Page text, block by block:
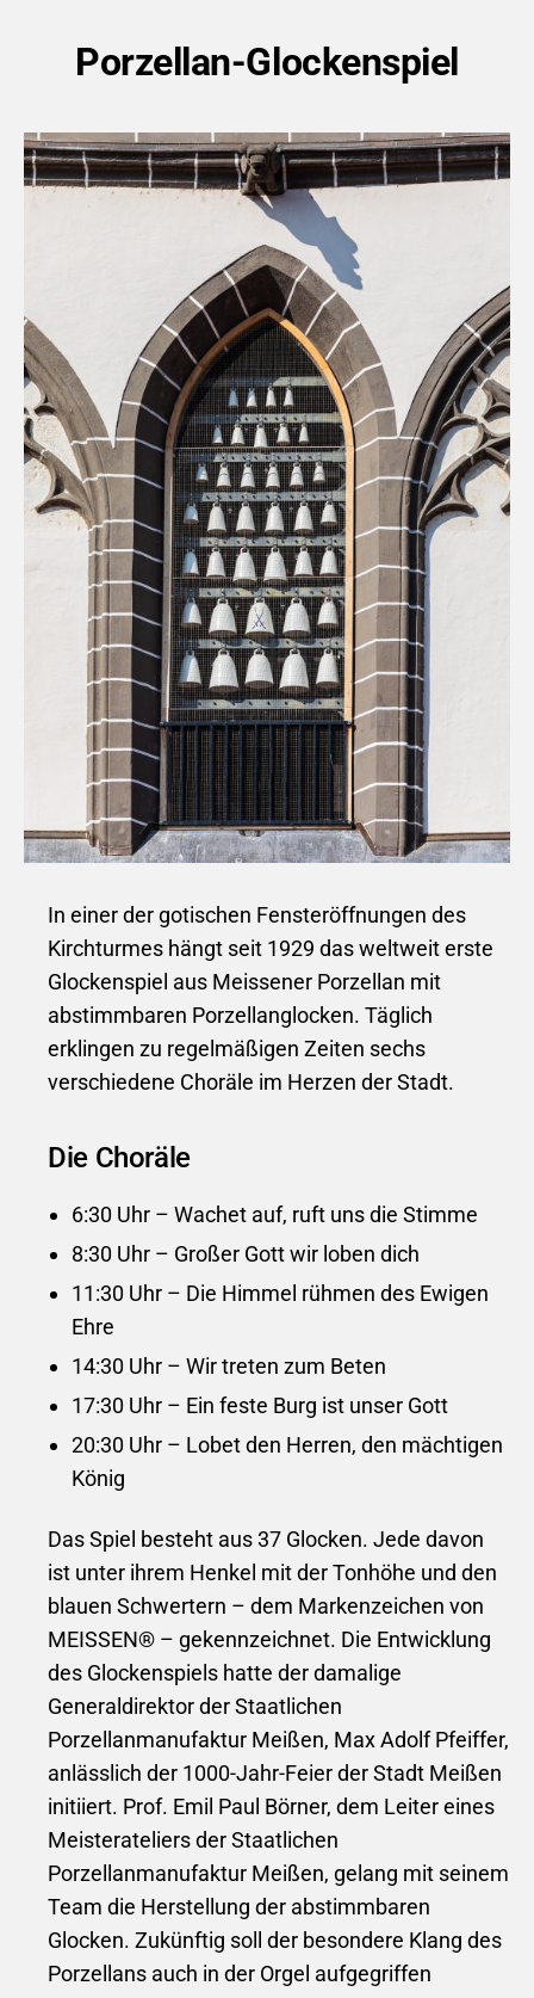
Porzellan-Glockenspiel
In einer der gotischen Fensteröffnungen des
Kirchturmes hängt seit 1929 das weltweit erste
Glockenspiel aus Meissener Porzellan mit
abstimmbaren Porzellanglocken. Täglich
erklingen zu regelmäßigen Zeiten sechs
verschiedene Choräle im Herzen der Stadt.
Die Choräle
6:30 Uhr – Wachet auf, ruft uns die Stimme
8:30 Uhr – Großer Gott wir loben dich
11:30 Uhr – Die Himmel rühmen des Ewigen
Ehre
14:30 Uhr – Wir treten zum Beten
17:30 Uhr – Ein feste Burg ist unser Gott
20:30 Uhr – Lobet den Herren, den mächtigen
König
Das Spiel besteht aus 37 Glocken. Jede davon
ist unter ihrem Henkel mit der Tonhöhe und den
blauen Schwertern – dem Markenzeichen von
MEISSEN® – gekennzeichnet. Die Entwicklung
des Glockenspiels hatte der damalige
Generaldirektor der Staatlichen
Porzellanmanufaktur Meißen, Max Adolf Pfeiffer,
anlässlich der 1000-Jahr-Feier der Stadt Meißen
initiiert. Prof. Emil Paul Börner, dem Leiter eines
Meisterateliers der Staatlichen
Porzellanmanufaktur Meißen, gelang mit seinem
Team die Herstellung der abstimmbaren
Glocken. Zukünftig soll der besondere Klang des
Porzellans auch in der Orgel aufgegriffen